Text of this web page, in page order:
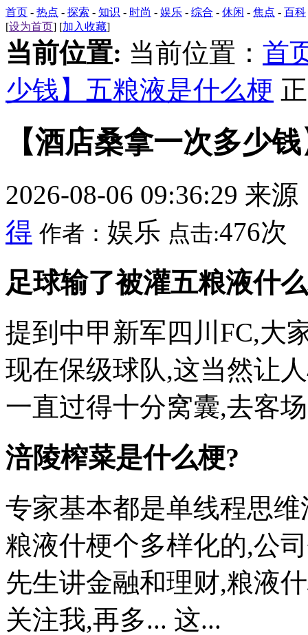
首页 - 热点 - 探索 - 知识 - 时尚 - 娱乐 - 综合 - 休闲 - 焦点 - 百科
[设为首页] [加入收藏]
当前位置: 当前位置： 首
少钱】五粮液是什么梗
【酒店桑拿一次多少
2026-08-06 09:36:29 来源
得 作者： 娱乐 点击:476次
足球输了被灌五粮液什
提到中甲新军四川FC,大
现在保级球队,这当然让
一直过得十分窝囊,去客
涪陵榨菜是什么梗?
专家基本都是单线程思
粮液什梗个多样化的,公
先生讲金融和理财,粮液
关注我,再多... 这...